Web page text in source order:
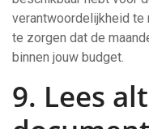
verantwoordelijkheid te
te zorgen dat de
binnen jouw budget.
9. Lees